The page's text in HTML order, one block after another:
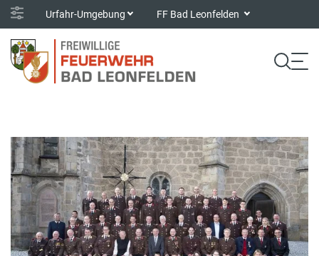
Urfahr-Umgebung FF Bad Leonfelden